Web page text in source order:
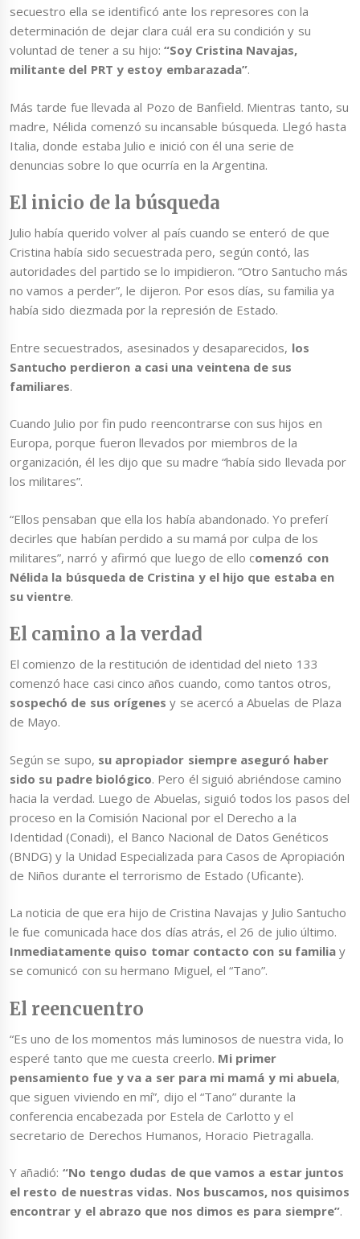
secuestro ella se identificó ante los represores con la
determinación de dejar clara cuál era su condición y su
voluntad de tener a su hijo: “Soy Cristina Navajas,
militante del PRT y estoy embarazada”.
Más tarde fue llevada al Pozo de Banfield. Mientras tanto, su
madre, Nélida comenzó su incansable búsqueda. Llegó hasta
Italia, donde estaba Julio e inició con él una serie de
denuncias sobre lo que ocurría en la Argentina.
El inicio de la búsqueda
Julio había querido volver al país cuando se enteró de que
Cristina había sido secuestrada pero, según contó, las
autoridades del partido se lo impidieron. “Otro Santucho más
no vamos a perder”, le dijeron. Por esos días, su familia ya
había sido diezmada por la represión de Estado.
Entre secuestrados, asesinados y desaparecidos, los
Santucho perdieron a casi una veintena de sus
familiares.
Cuando Julio por fin pudo reencontrarse con sus hijos en
Europa, porque fueron llevados por miembros de la
organización, él les dijo que su madre “había sido llevada por
los militares”.
“Ellos pensaban que ella los había abandonado. Yo preferí
decirles que habían perdido a su mamá por culpa de los
militares”, narró y afirmó que luego de ello comenzó con
Nélida la búsqueda de Cristina y el hijo que estaba en
su vientre.
El camino a la verdad
El comienzo de la restitución de identidad del nieto 133
comenzó hace casi cinco años cuando, como tantos otros,
sospechó de sus orígenes y se acercó a Abuelas de Plaza
de Mayo.
Según se supo, su apropiador siempre aseguró haber
sido su padre biológico. Pero él siguió abriéndose camino
hacia la verdad. Luego de Abuelas, siguió todos los pasos del
proceso en la Comisión Nacional por el Derecho a la
Identidad (Conadi), el Banco Nacional de Datos Genéticos
(BNDG) y la Unidad Especializada para Casos de Apropiación
de Niños durante el terrorismo de Estado (Uficante).
La noticia de que era hijo de Cristina Navajas y Julio Santucho
le fue comunicada hace dos días atrás, el 26 de julio último.
Inmediatamente quiso tomar contacto con su familiay
se comunicó con su hermano Miguel, el “Tano”.
El reencuentro
“Es uno de los momentos más luminosos de nuestra vida, lo
esperé tanto que me cuesta creerlo. Mi primer
pensamiento fue y va a ser para mi mamá y mi abuela,
que siguen viviendo en mí”, dijo el “Tano” durante la
conferencia encabezada por Estela de Carlotto y el
secretario de Derechos Humanos, Horacio Pietragalla.
Y añadió: “No tengo dudas de que vamos a estar juntos
el resto de nuestras vidas. Nos buscamos, nos quisimos
encontrar y el abrazo que nos dimos es para siempre”.